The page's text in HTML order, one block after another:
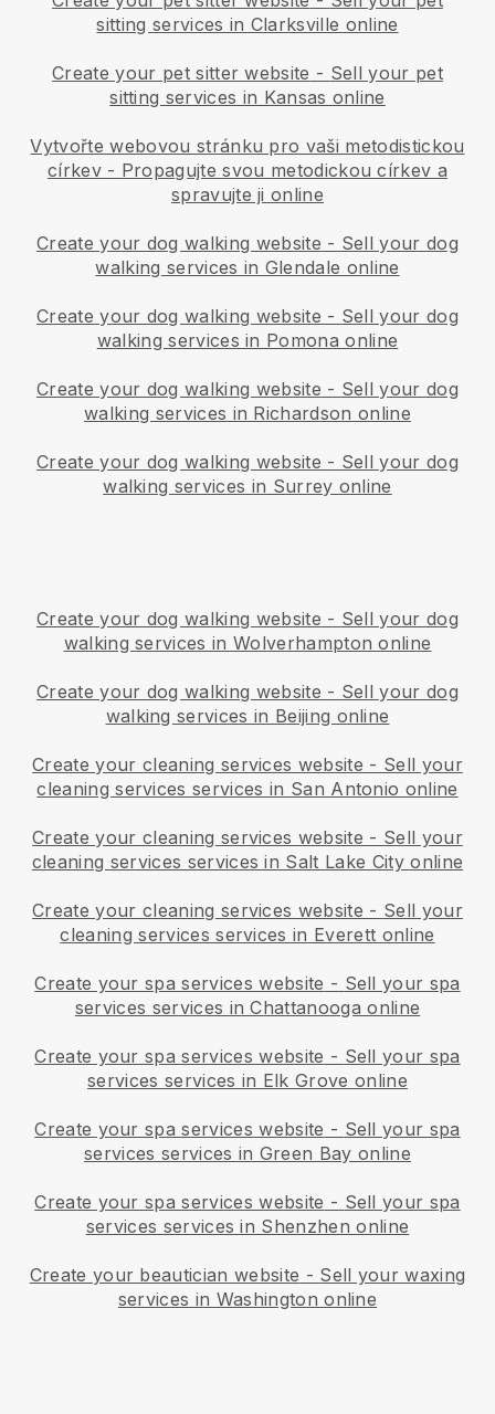
sitting services in Clarksville online
Create your pet sitter website - Sell your pet
sitting services in Kansas online
Vytvořte webovou stránku pro vaši metodistickou
církev- Propagujte svou metodickou církev a
spravujte ji online
Create your dog walking website - Sell your dog
walking services in Glendale online
Create your dog walking website - Sell your dog
walking services in Pomona online
Create your dog walking website - Sell your dog
walking services in Richardson online
Create your dog walking website - Sell your dog
walking services in Surrey online
Create your dog walking website - Sell your dog
walking services in Wolverhampton online
Create your dog walking website - Sell your dog
walking services in Beijing online
Create your cleaning services website - Sell your
cleaning services services in San Antonio online
Create your cleaning services website - Sell your
cleaning services services in Salt Lake City online
Create your cleaning services website - Sell your
cleaning services services in Everett online
Create your spa services website - Sell your spa
services services in Chattanooga online
Create your spa services website - Sell your spa
services services in Elk Grove online
Create your spa services website - Sell your spa
services services in Green Bay online
Create your spa services website - Sell your spa
services services in Shenzhen online
Create your beautician website - Sell your waxing
services in Washington online